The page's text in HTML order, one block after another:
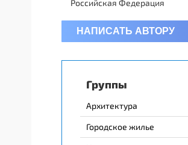
Российская Федерация
НАПИСАТЬ АВТОРУ
Группы
Архитектура
Городское жилье